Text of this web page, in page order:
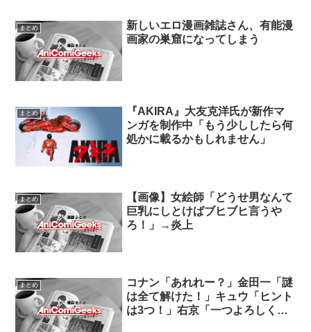
まとめ
新しいエロ漫画雑誌さん、有能漫
画家の巣窟になってしまう
まとめ
『AKIRA』大友克洋氏が新作マ
ンガを制作中「もう少ししたら何
処かに載るかもしれません」
まとめ
【画像】女絵師「どうせ男なんて
巨乳にしとけばブヒブヒ言うや
ろ！」→炎上
まとめ
コナン「あれれー？」金田一「謎
は全て解けた！」キュウ「ヒント
は3つ！」右京「一つよろしくで